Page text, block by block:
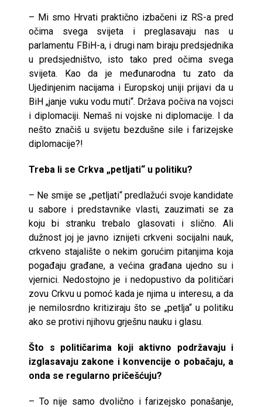
– Mi smo Hrvati praktično izbačeni iz RS-a pred
očima svega svijeta i preglasavaju nas u
parlamentu FBiH-a, i drugi nam biraju predsjednika
u predsjedništvo, isto tako pred očima svega
svijeta. Kao da je međunarodna tu zato da
Ujedinjenim nacijama i Europskoj uniji prijavi da u
BiH „janje vuku vodu muti“. Država počiva na vojsci
i diplomaciji. Nemaš ni vojske ni diplomacije. I da
nešto značiš u svijetu bezdušne sile i farizejske
diplomacije?!
Treba li se Crkva „petljati“ u politiku?
– Ne smije se „petljati“ predlažući svoje kandidate
u sabore i predstavnike vlasti, zauzimati se za
koju bi stranku trebalo glasovati i slično. Ali
dužnost joj je javno iznijeti crkveni socijalni nauk,
crkveno stajalište o nekim gorućim pitanjima koja
pogađaju građane, a većina građana ujedno su i
vjernici. Nedostojno je i nedopustivo da političari
zovu Crkvu u pomoć kada je njima u interesu, a da
je nemilosrdno kritiziraju što se „petlja“ u politiku
ako se protivi njihovu grješnu nauku i glasu.
Što s političarima koji aktivno podržavaju i
izglasavaju zakone i konvencije o pobačaju, a
onda se regularno pričešćuju?
– To nije samo dvolično i farizejsko ponašanje,